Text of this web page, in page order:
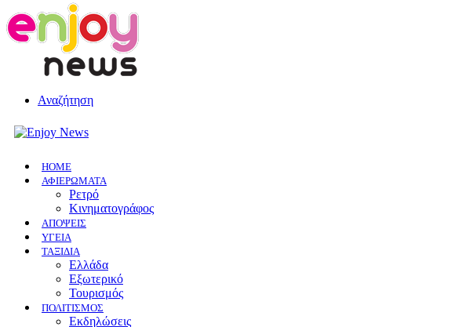
Αναζήτηση
HOME
ΑΦΙΕΡΩΜΑΤΑ
Ρετρό
Κινηματογράφος
ΑΠΟΨΕΙΣ
ΥΓΕΙΑ
ΤΑΞΙΔΙΑ
Ελλάδα
Εξωτερικό
Τουρισμός
ΠΟΛΙΤΙΣΜΟΣ
Eκδηλώσεις